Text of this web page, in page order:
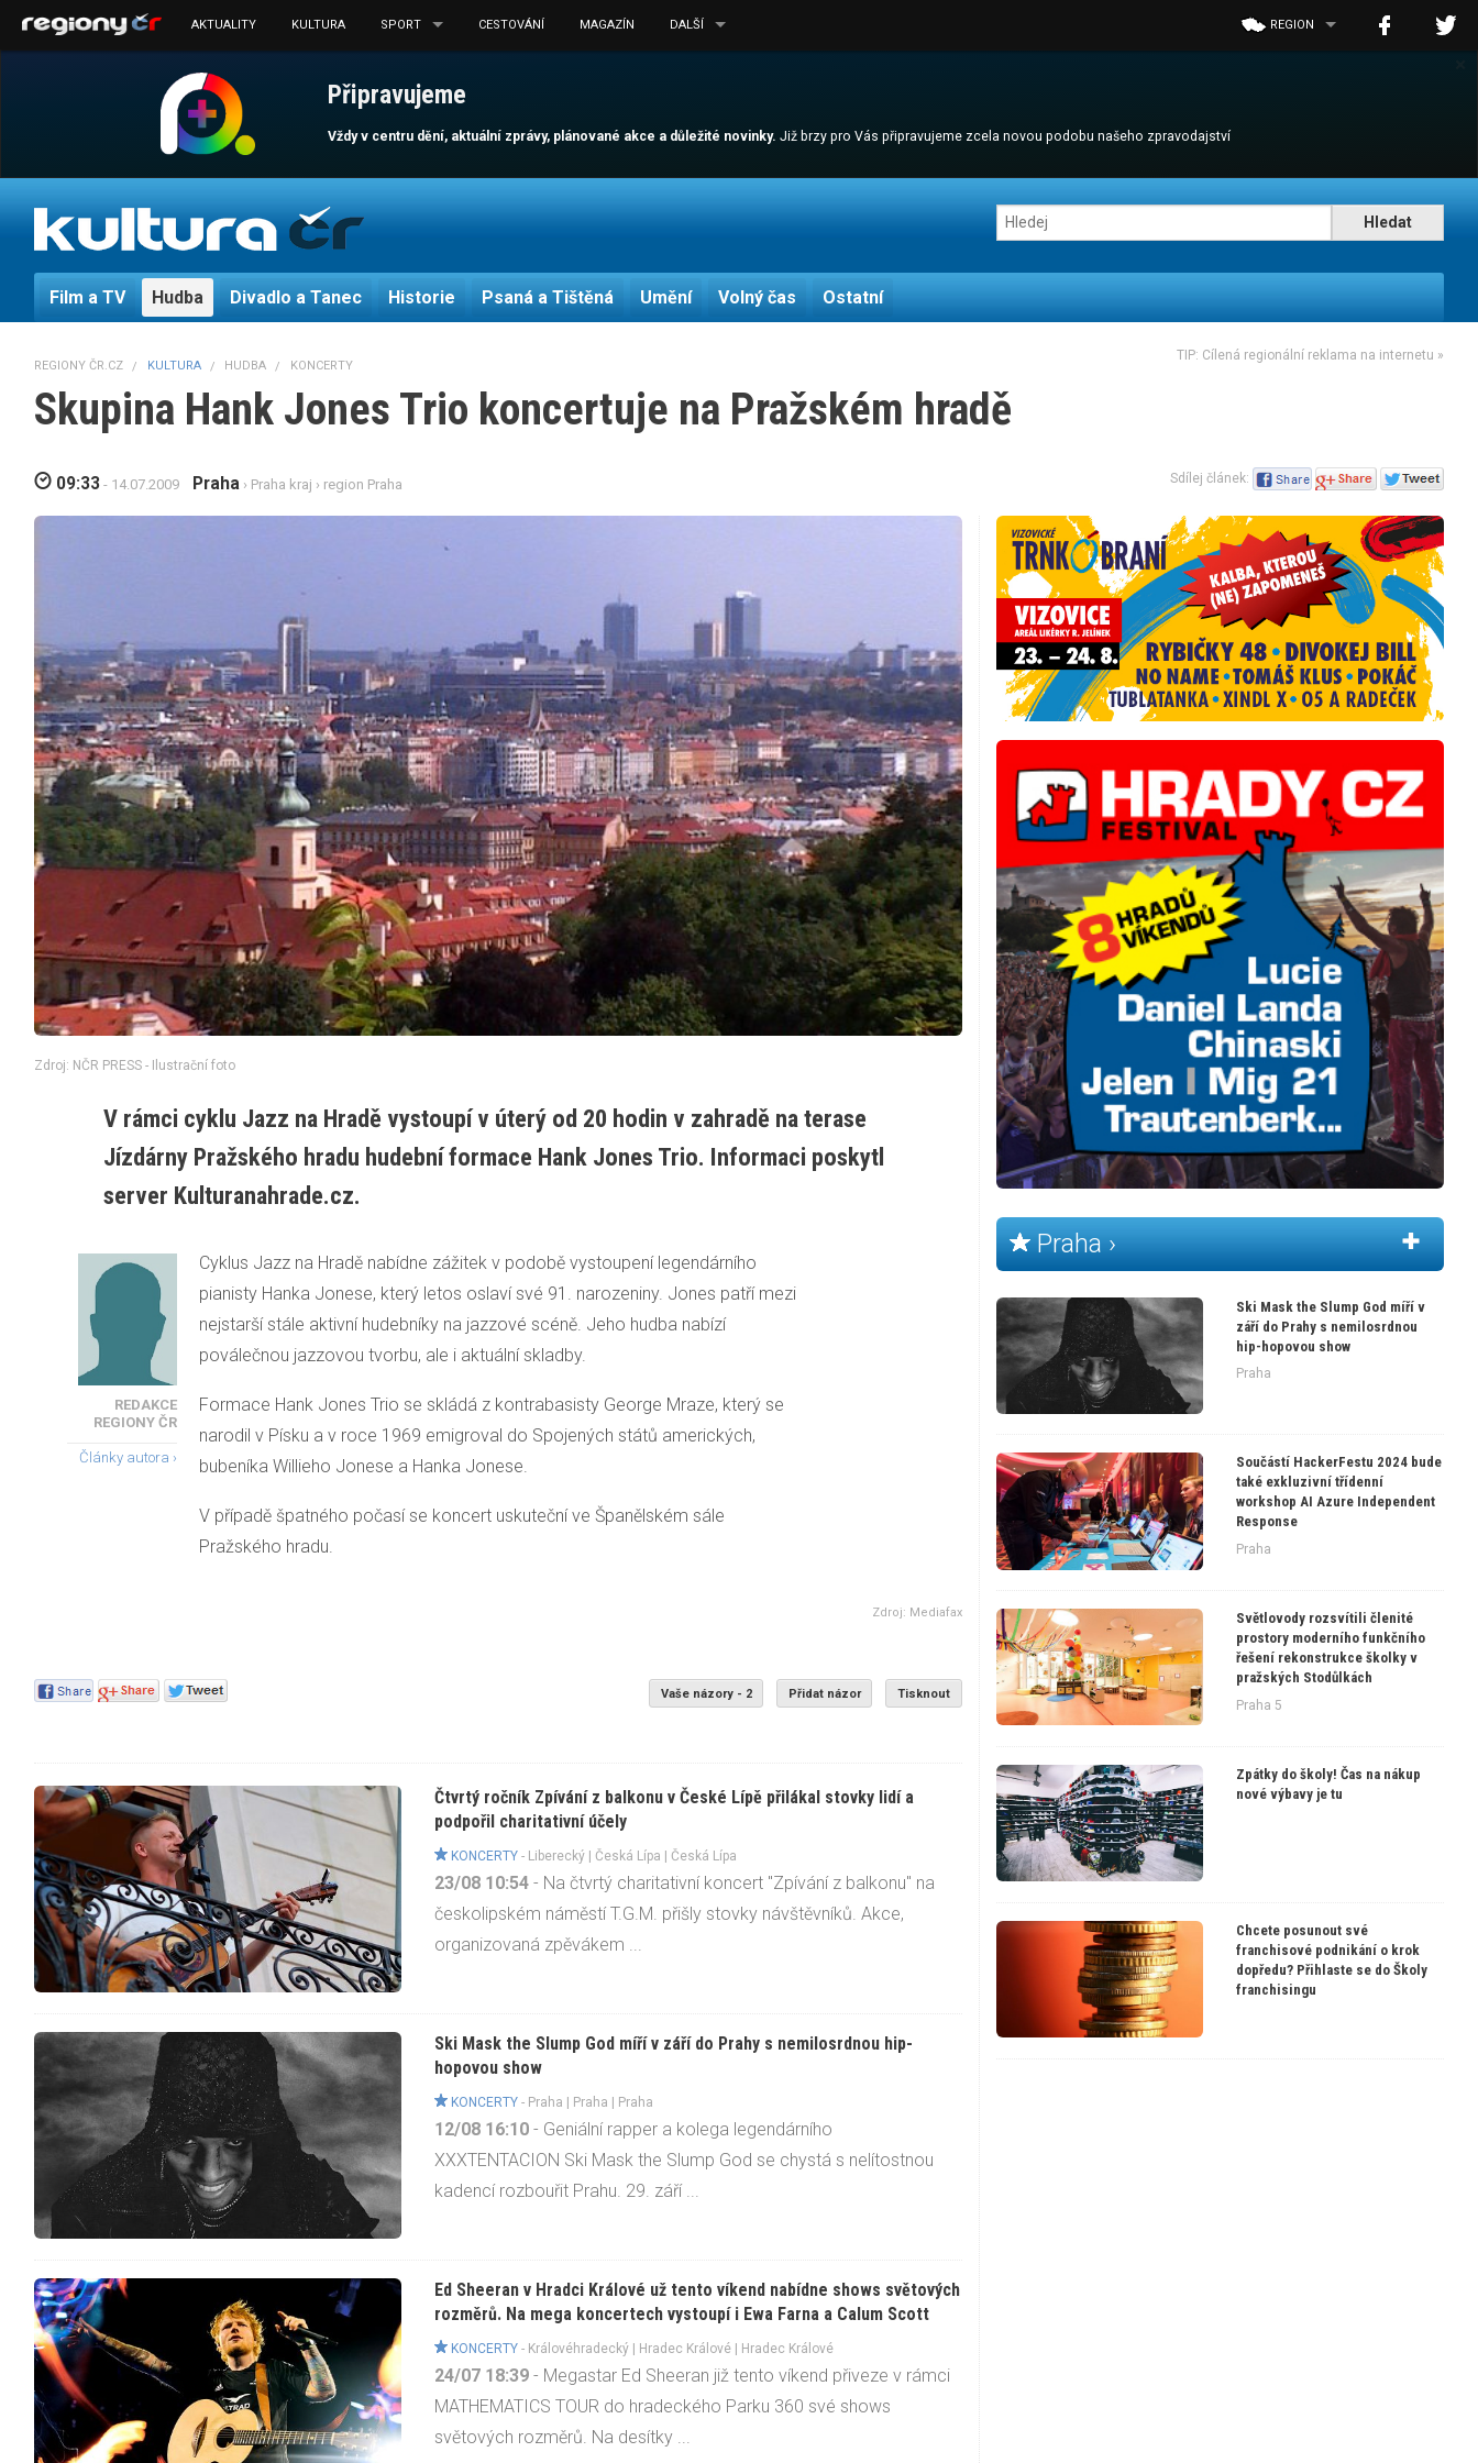
Připravujeme
Vždy v centru dění, aktuální zprávy, plánované akce a důležité novinky.Již brzy pro Vás připravujeme zcela novou podobu našeho zpravodajství
AKTUALITY KULTURA SPORT CESTOVÁNÍ MAGAZÍN DALŠÍ REGION
Film a TV Hudba Divadlo a Tanec Historie Psaná a Tištěná Umění Volný čas Ostatní
REGIONY ČR.CZ KULTURA HUDBA KONCERTY
TIP: Cílená regionální reklama na internetu »
Skupina Hank Jones Trio koncertuje na Pražském hradě
09:33 - 14.07.2009 Praha › Praha kraj › region Praha Sdílej článek:
Zdroj: NČR PRESS - Ilustrační foto
V rámci cyklu Jazz na Hradě vystoupí v úterý od 20 hodin v zahradě na terase
Jízdárny Pražského hradu hudební formace Hank Jones Trio. Informaci poskytl
server Kulturanahrade.cz.
REDAKCE
REGIONY ČR
Články autora ›
Cyklus Jazz na Hradě nabídne zážitek v podobě vystoupení legendárního
pianisty Hanka Jonese, který letos oslaví své 91. narozeniny. Jones patří mezi
nejstarší stále aktivní hudebníky na jazzové scéně. Jeho hudba nabízí
poválečnou jazzovou tvorbu, ale i aktuální skladby.
Formace Hank Jones Trio se skládá z kontrabasisty George Mraze, který se
narodil v Písku a v roce 1969 emigroval do Spojených států amerických,
bubeníka Willieho Jonese a Hanka Jonese.
V případě špatného počasí se koncert uskuteční ve Španělském sále
Pražského hradu.
Zdroj: Mediafax
Vaše názory - 2 Přidat názor Tisknout
Čtvrtý ročník Zpívání z balkonu v České Lípě přilákal stovky lidí a
podpořil charitativní účely
KONCERTY - Liberecký |Česká Lípa | Česká Lípa
23/08 10:54 - Na čtvrtý charitativní koncert "Zpívání z balkonu" na
českolipském náměstí T.G.M. přišly stovky návštěvníků. Akce,
organizovaná zpěvákem ...
Ski Mask the Slump God míří v září do Prahy s nemilosrdnou hip-
hopovou show
KONCERTY - Praha Praha | Praha
12/08 16:10 - Geniální rapper a kolega legendárního
XXXTENTACION Ski Mask the Slump God se chystá s nelítostnou
kadencí rozbouřit Prahu. 29. září ...
Ed Sheeran v Hradci Králové už tento víkend nabídne shows světových
rozměrů. Na mega koncertech vystoupí i Ewa Farna a Calum Scott
KONCERTY - Královéhradecký | Hradec Králové | Hradec Králové
24/07 18:39 - Megastar Ed Sheeran již tento víkend přiveze v rámci
MATHEMATICS TOUR do hradeckého Parku 360 své shows
světových rozměrů. Na desítky ...
Praha ›
Ski Mask the Slump God míří v
září do Prahy s nemilosrdnou
hip-hopovou show
Praha
Součástí HackerFestu 2024 bude
také exkluzivní třídenní
workshop AI Azure Independent
Response
Praha
Světlovody rozsvítili členité
prostory moderního funkčního
řešení rekonstrukce školky v
pražských Stodůlkách
Praha 5
Zpátky do školy! Čas na nákup
nové výbavy je tu
Chcete posunout své
franchisové podnikání o krok
dopředu? Přihlaste se do Školy
franchisingu